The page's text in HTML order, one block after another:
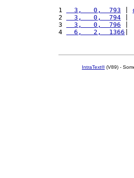
1
  3,   0,  793
2
  3,   0,  794
|
3
  3,   0,  796
|
4
  6,   2,  1366
|
IntraText®(V89) -